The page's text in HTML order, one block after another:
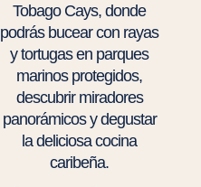
Tobago Cays, donde
podrás bucear con rayas
y tortugas en parques
marinos protegidos,
descubrir miradores
panorámicos y degustar
la deliciosa cocina
caribeña.